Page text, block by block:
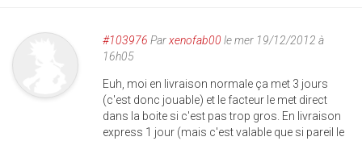
#103976 Parxenofab00 le mer 19/12/2012 à
16h05
Euh, moi en livraison normale ça met 3 jours
(c'est donc jouable) et le facteur le met direct
dans la boite si c'est pas trop gros. En livraison
express 1 jour (mais c'est valable que si pareil le